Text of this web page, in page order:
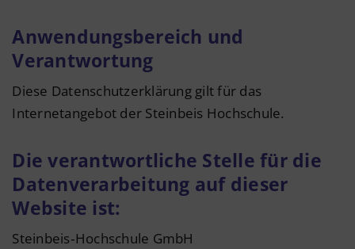
Anwendungsbereich und
Verantwortung
Diese Datenschutzerklärung gilt für das
Internetangebot der Steinbeis Hochschule.
Die verantwortliche Stelle für die
Datenverarbeitung auf dieser
Website ist:
Steinbeis‑Hochschule GmbH